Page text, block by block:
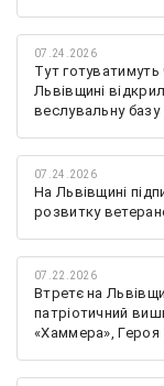
07.24.2026
Тут готуватимуть
Львівщині
веслувальну базу
07.24.2026
На Львівщині
розвитку
07.22.2026
Втретє на
патріотичний
«Хаммера», Героя